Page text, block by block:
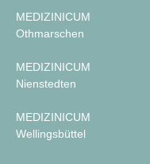
MEDIZINICUM
Othmarschen
MEDIZINICUM
Nienstedten
MEDIZINICUM
Wellingsbüttel